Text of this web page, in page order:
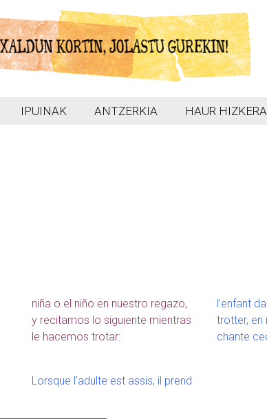
IPUINAK ANTZERKIA HAUR HIZKERA
niña o el niño en nuestro regazo,
y recitamos lo siguiente mientras
le hacemos trotar:
Lorsque l’adulte est assis, il prend
l’enfant
trotter, en
chante